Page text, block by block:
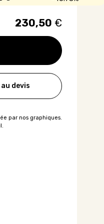
230,50 €
devis